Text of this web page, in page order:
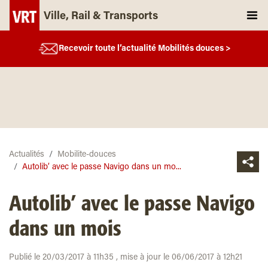
Ville, Rail & Transports
Recevoir toute l’actualité Mobilités douces >
Actualités
Mobilite-douces
Autolib’ avec le passe Navigo dans un mo...
Autolib’ avec le passe Navigo
dans un mois
Publié le 20/03/2017 à 11h35 , mise à jour le 06/06/2017 à 12h21